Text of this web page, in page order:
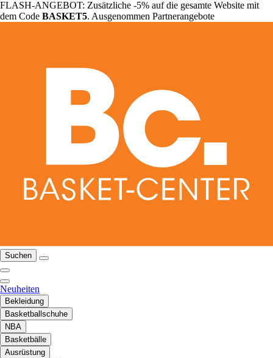
FLASH-ANGEBOT: Zusätzliche -5% auf die gesamte Website mit
dem Code BASKET5. Ausgenommen Partnerangebote
Suchen
Neuheiten
Bekleidung
Basketballschuhe
NBA
Basketbälle
Ausrüstung